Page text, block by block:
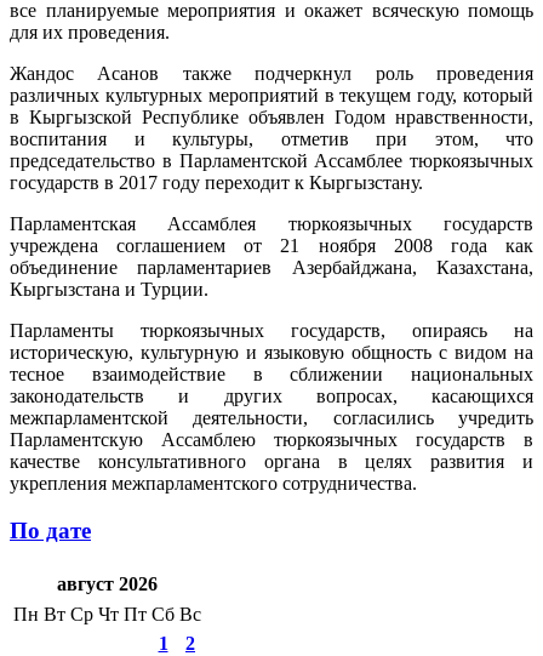
все планируемые мероприятия и окажет всяческую помощь
для их проведения.
Жандос Асанов также подчеркнул роль проведения
различных культурных мероприятий в текущем году, который
в Кыргызской Республике объявлен Годом нравственности,
воспитания и культуры, отметив при этом, что
председательство в Парламентской Ассамблее тюркоязычных
государств в 2017 году переходит к Кыргызстану.
Парламентская Ассамблея тюркоязычных государств
учреждена соглашением от 21 ноября 2008 года как
объединение парламентариев Азербайджана, Казахстана,
Кыргызстана и Турции.
Парламенты тюркоязычных государств, опираясь на
историческую, культурную и языковую общность с видом на
тесное взаимодействие в сближении национальных
законодательств и других вопросах, касающихся
межпарламентской деятельности, согласились учредить
Парламентскую Ассамблею тюркоязычных государств в
качестве консультативного органа в целях развития и
укрепления межпарламентского сотрудничества.
По дате
август 2026
Пн Вт Ср Чт Пт Сб Вс
1
2